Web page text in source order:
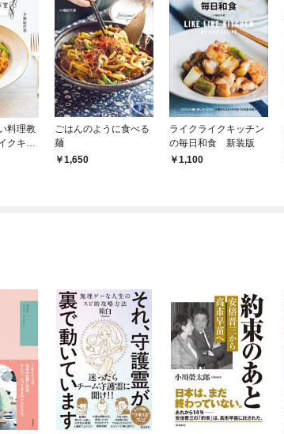
料理教
クキッ
シピ６
ごはんのように食べる
麺
1,650
ライクライクキッチン
の毎日和食 新装版
1,100